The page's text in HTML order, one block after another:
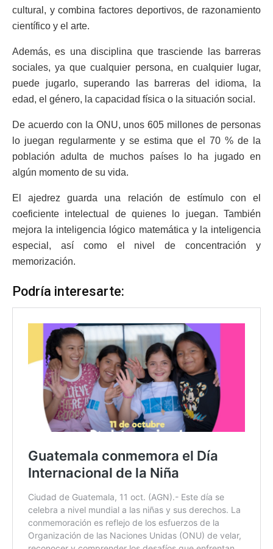
cultural, y combina factores deportivos, de razonamiento
científico y el arte.
Además, es una disciplina que trasciende las barreras
sociales, ya que cualquier persona, en cualquier lugar,
puede jugarlo, superando las barreras del idioma, la
edad, el género, la capacidad física o la situación social.
De acuerdo con la ONU, unos 605 millones de personas
lo juegan regularmente y se estima que el 70 % de la
población adulta de muchos países lo ha jugado en
algún momento de su vida.
El ajedrez guarda una relación de estímulo con el
coeficiente intelectual de quienes lo juegan. También
mejora la inteligencia lógico matemática y la inteligencia
especial, así como el nivel de concentración y
memorización.
Podría interesarte: